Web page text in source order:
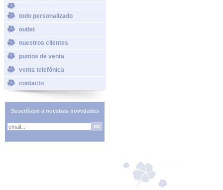
todo personalizado
outlet
nuestros clientes
puntos de venta
venta telefónica
contacto
Suscríbase a nuestras novedades